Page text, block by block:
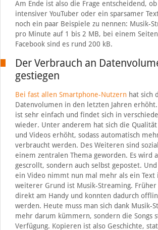
Am Ende ist also die Frage entscheidend,
intensiver YouTuber oder ein sparsamer
noch ein paar Beispiele zu nennen: Musik-
pro Minute auf 1 bis 2 MB, bei einem
Facebook sind es rund 200 kB.
Der Verbrauch an
gestiegen
Bei fast allen Smartphone-Nutzernhat sich
Datenvolumen in den letzten Jahren
ist sehr einfach und findet sich in
wieder. Unter anderem hat sich die
und Videos erhöht, sodass automatisch
verbraucht werden. Des Weiteren sind
einem zentralen Thema geworden. Es wird
gescrollt, sondern auch selbst gepostet.
ein Video nimmt nun mal mehr als ein Text
weiterer Grund ist Musik-Streaming. Früher
direkt am Handy und konnten dadurch
werden. Heute muss man sich dank Musik-
mehr darum kümmern, sondern die Songs
Verfügung. Kopieren ist also Geschichte,